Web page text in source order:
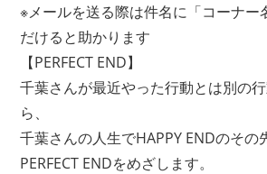
※メールを送る際は件名に「コーナー
だけると助かります
【PERFECT END】
千葉さんが最近やった行動とは別の
ら、
千葉さんの人生でHAPPY ENDのその
PERFECT ENDをめざします。